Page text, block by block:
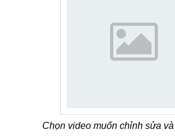
Chọn video muốn chỉnh sửa